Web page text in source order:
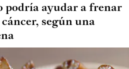
podría ayudar a frenar
según una